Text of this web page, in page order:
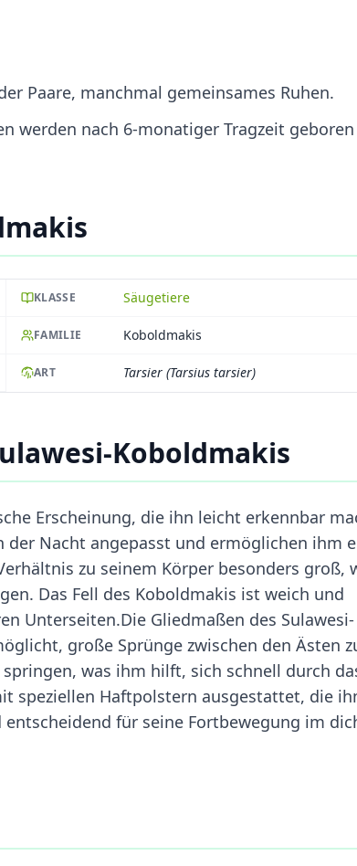
Paare, manchmal gemeinsames Ruhen.
werden nach 6-monatiger Tragzeit
KLASSE Säugetiere
FAMILIE Koboldmakis
ART Tarsier (Tarsius tarsier)
Koboldmakis
Erscheinung, die ihn leicht erkennbar
der Nacht angepasst und ermöglichen ihm
zu seinem Körper besonders groß,
Das Fell des Koboldmakis ist weich und
Unterseiten.Die Gliedmaßen des Sulawesi-
große Sprünge zwischen den Ästen
was ihm hilft, sich schnell durch
speziellen Haftpolstern ausgestattet, die
für seine Fortbewegung im